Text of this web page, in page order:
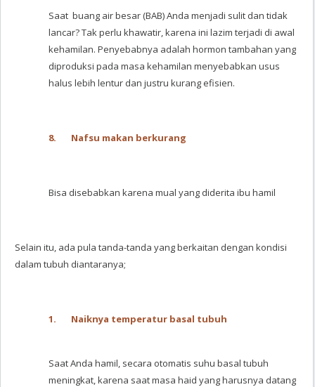
Saat buang air besar (BAB) Anda menjadi sulit dan tidak
lancar? Tak perlu khawatir, karena ini lazim terjadi di awal
kehamilan. Penyebabnya adalah hormon tambahan yang
diproduksi pada masa kehamilan menyebabkan usus
halus lebih lentur dan justru kurang efisien.
8. Nafsu makan berkurang
Bisa disebabkan karena mual yang diderita ibu hamil
Selain itu, ada pula tanda-tanda yang berkaitan dengan kondisi
dalam tubuh diantaranya;
1. Naiknya temperatur basal tubuh
Saat Anda hamil, secara otomatis suhu basal tubuh
meningkat, karena saat masa haid yang harusnya datang